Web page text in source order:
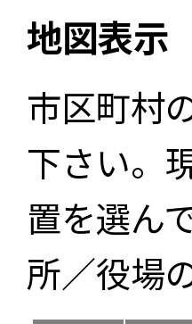
地図表示
市区町村
下さい。
置を選ん
所／役場